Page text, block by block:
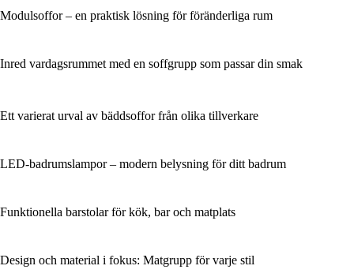
Modulsoffor – en praktisk lösning för föränderliga rum
Inred vardagsrummet med en soffgrupp som passar din smak
Ett varierat urval av bäddsoffor från olika tillverkare
LED-badrumslampor – modern belysning för ditt badrum
Funktionella barstolar för kök, bar och matplats
Design och material i fokus: Matgrupp för varje stil